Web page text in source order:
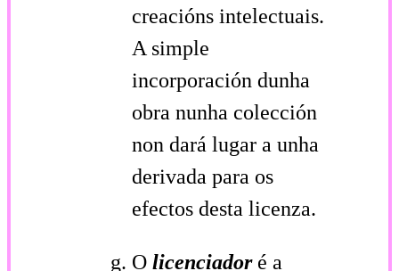
creacións intelectuais.
A simple
incorporación dunha
obra nunha colección
non dará lugar a unha
derivada para os
efectos desta licenza.
O licenciador é a